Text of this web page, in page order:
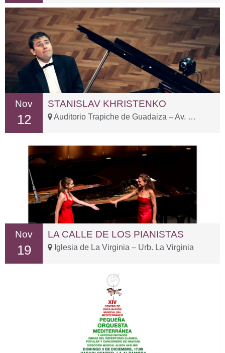
Nov
12
STANISLAV KHRISTENKO
Auditorio Trapiche de Guadaiza – Av. Oriental, 23
Nov
19
LA CALLE DE LOS PIANISTAS
Iglesia de La Virginia – Urb. La Virginia